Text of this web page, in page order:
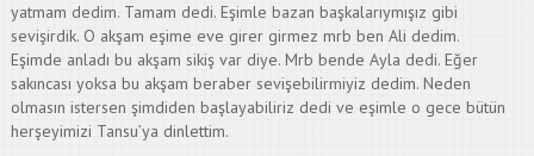
yatmam dedim. Tamam dedi. Eşimle bazan başkalarıymışız gibi
sevişirdik. O akşam eşime eve girer girmez mrb ben Ali dedim.
Eşimde anladı bu akşam sikiş var diye. Mrb bende Ayla dedi. Eğer
sakıncası yoksa bu akşam beraber sevişebilirmiyiz dedim. Neden
olmasın istersen şimdiden başlayabiliriz dedi ve eşimle o gece bütün
herşeyimizi Tansu’ya dinlettim.